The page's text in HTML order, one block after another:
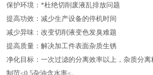
保护环境：*杜绝切削废液乱排放问题
提高功效：减少生产设备的停机时间
减少异味：改变切削液变色发臭难题
提高质量：解决加工件表面杂质生锈
净化目标：一次过滤的分离效率以上，杂质分离
制范≤0.5杂油含水率≤。